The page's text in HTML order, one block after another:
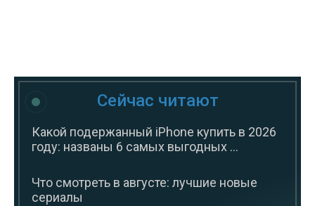
Сейчас читают
Какой подержанный iPhone купить в 2026
году: названы 6 самых выгодных ...
Что смотреть в августе: лучшие новые
сериалы